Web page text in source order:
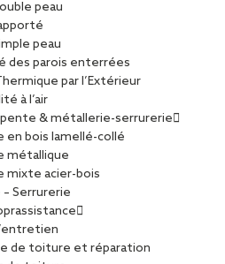
peau
peau
des parois enterrées
par l’Extérieur
à l’air
& métallerie-serrurerie
en bois lamellé-collé
métallique
mixte acier-bois
Serrurerie
de toiture et réparation